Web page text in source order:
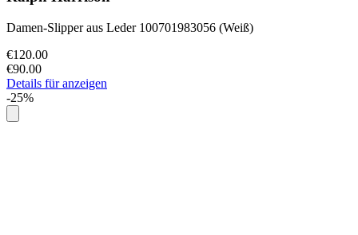
Damen-Slipper aus Leder 100701983056 (Weiß)
€120.00
€90.00
Details für anzeigen
-25%